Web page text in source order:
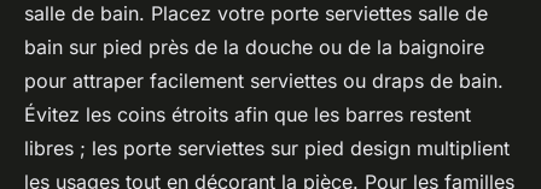
salle de bain. Placez votre porte serviettes salle de
bain sur pied près de la douche ou de la baignoire
pour attraper facilement serviettes ou draps de bain.
Évitez les coins étroits afin que les barres restent
libres ; les porte serviettes sur pied design multiplient
les usages tout en décorant la pièce. Pour les familles